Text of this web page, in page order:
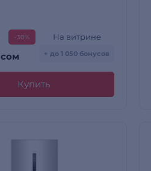
-30%
сом
На витрине
+ до 1 050 бонусов
Купить